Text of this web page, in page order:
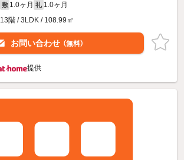
敷 1.0ヶ月 礼 1.0ヶ月
13階 / 3LDK / 108.99㎡
お問い合わせ （無料）
提供